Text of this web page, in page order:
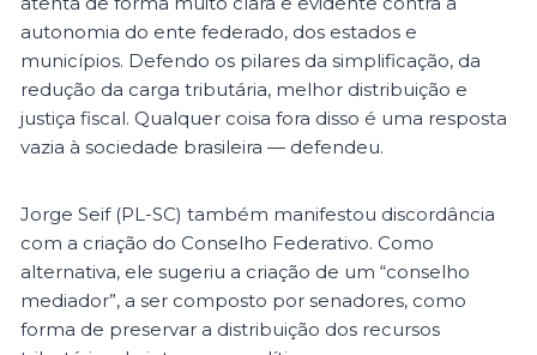
autonomia do ente federado, dos estados e
municípios. Defendo os pilares da simplificação, da
redução da carga tributária, melhor distribuição e
justiça fiscal. Qualquer coisa fora disso é uma resposta
vazia à sociedade brasileira — defendeu.
Jorge Seif (PL-SC) também manifestou discordância
com a criação do Conselho Federativo. Como
alternativa, ele sugeriu a criação de um “conselho
mediador”, a ser composto por senadores, como
forma de preservar a distribuição dos recursos